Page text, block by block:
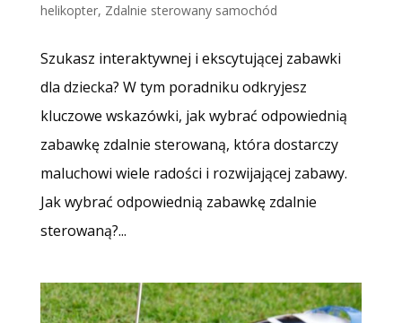
helikopter, Zdalnie sterowany samochód
Szukasz interaktywnej i ekscytującej zabawki
dla dziecka? W tym poradniku odkryjesz
kluczowe wskazówki, jak wybrać odpowiednią
zabawkę zdalnie sterowaną, która dostarczy
maluchowi wiele radości i rozwijającej zabawy.
Jak wybrać odpowiednią zabawkę zdalnie
sterowaną?...